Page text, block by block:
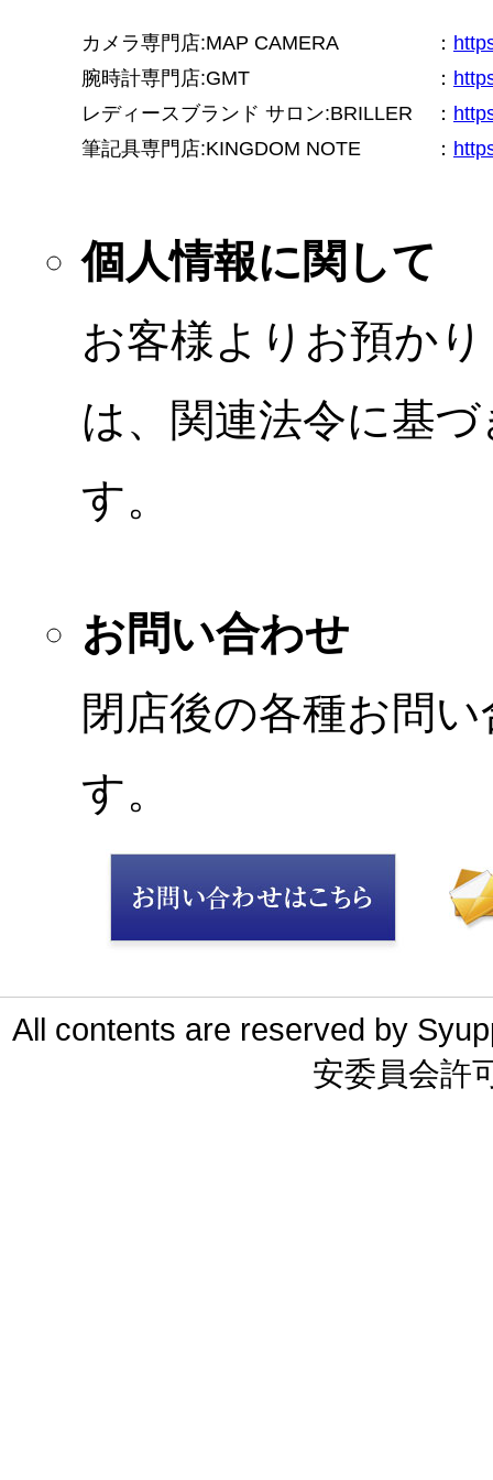
カメラ専門店:MAP CAMERA ：
腕時計専門店:GMT
：
レディースブランド サロン:BRILLER
：
筆記具専門店:KINGDOM NOTE
：
個人情報に関して
お客様よりお預か
は、関連法令に基
す。
お問い合わせ
閉店後の各種お問
す。
All contents are reserved by
安委員会許